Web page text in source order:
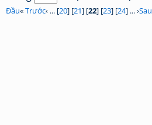
Đầu«Trước‹ ... [20] [21] [22] [23] [24] ... ›Sau